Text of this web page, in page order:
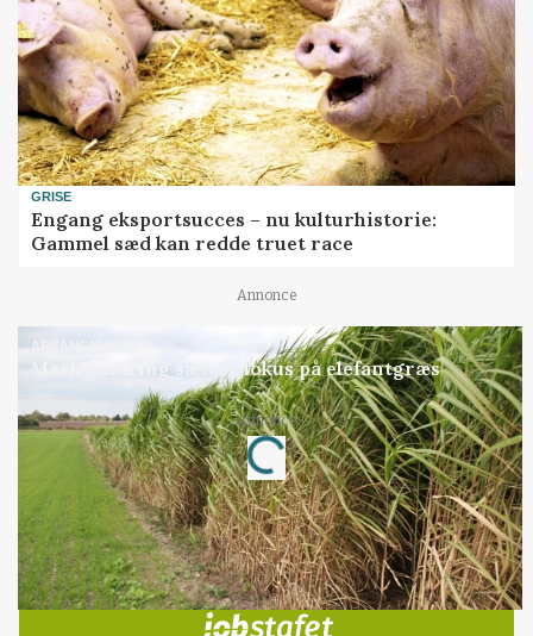
GRISE
Engang eksportsucces – nu kulturhistorie:
Gammel sæd kan redde truet race
Annonce
ARRANGEMENT
Markvandring sætter fokus på elefantgræs
Annonce
Loading...
Jobs
i samarbejde med